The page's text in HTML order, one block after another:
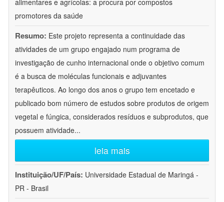
alimentares e agrícolas: a procura por compostos
promotores da saúde
Resumo: Este projeto representa a continuidade das
atividades de um grupo engajado num programa de
investigação de cunho internacional onde o objetivo comum
é a busca de moléculas funcionais e adjuvantes
terapêuticos. Ao longo dos anos o grupo tem encetado e
publicado bom número de estudos sobre produtos de origem
vegetal e fúngica, considerados resíduos e subprodutos, que
possuem atividade...
leia mais
Instituição/UF/País: Universidade Estadual de Maringá -
PR - Brasil